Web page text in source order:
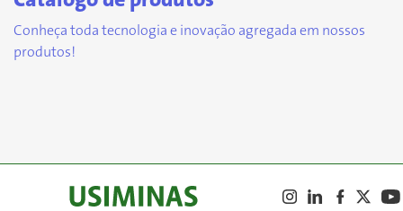
Conheça toda tecnologia e inovação agregada em nossos
produtos!